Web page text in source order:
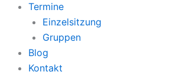
Termine
Einzelsitzung
Gruppen
Blog
Kontakt